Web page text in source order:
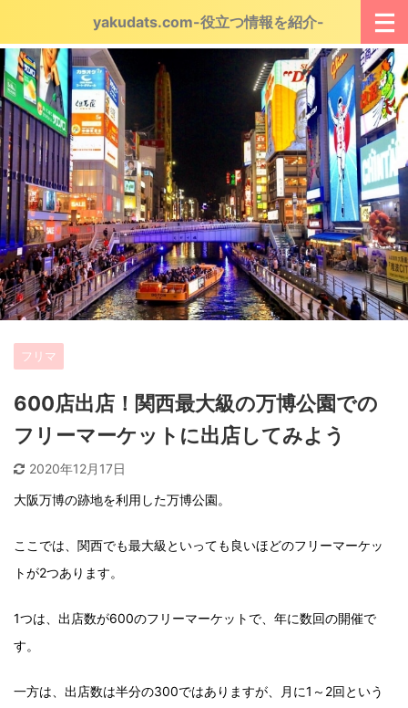
yakudats.com-役立つ情報を紹介-
フリマ
600店出店！関西最大級の万博公園での
フリーマーケットに出店してみよう
2020年12月17日
大阪万博の跡地を利用した万博公園。
ここでは、関西でも最大級といっても良いほどのフリーマーケッ
トが2つあります。
1つは、出店数が600のフリーマーケットで、年に数回の開催で
す。
一方は、出店数は半分の300ではありますが、月に1～2回という